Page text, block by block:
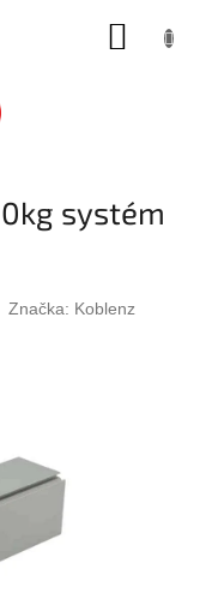
systém
Značka: Koblenz